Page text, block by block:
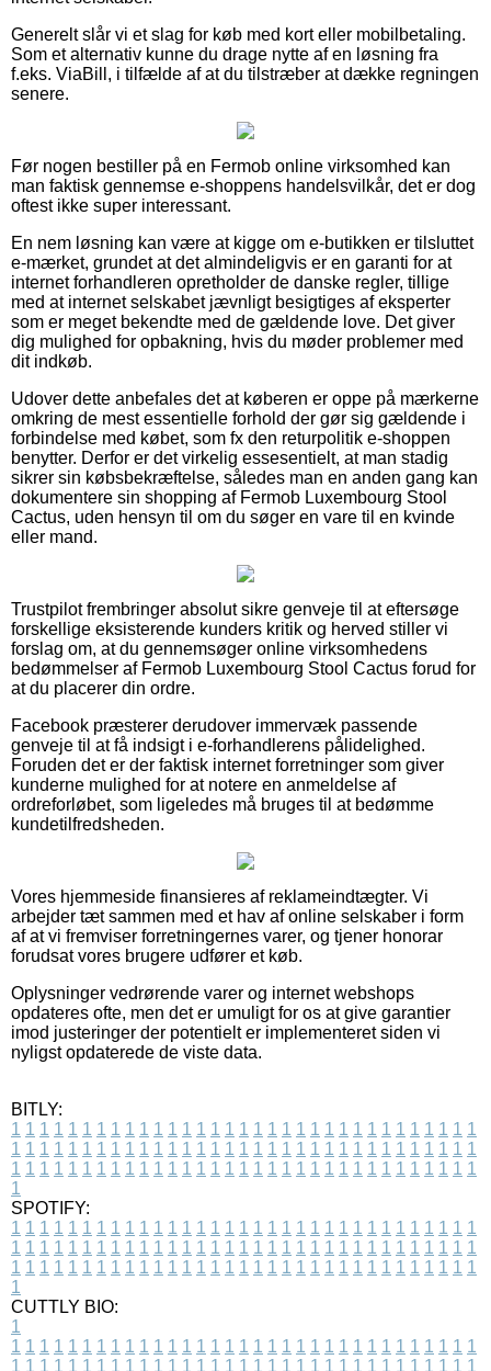
Generelt slår vi et slag for køb med kort eller mobilbetaling.
Som et alternativ kunne du drage nytte af en løsning fra
f.eks. ViaBill, i tilfælde af at du tilstræber at dække regningen
senere.
Før nogen bestiller på en Fermob online virksomhed kan
man faktisk gennemse e-shoppens handelsvilkår, det er dog
oftest ikke super interessant.
En nem løsning kan være at kigge om e-butikken er tilsluttet
e-mærket, grundet at det almindeligvis er en garanti for at
internet forhandleren opretholder de danske regler, tillige
med at internet selskabet jævnligt besigtiges af eksperter
som er meget bekendte med de gældende love. Det giver
dig mulighed for opbakning, hvis du møder problemer med
dit indkøb.
Udover dette anbefales det at køberen er oppe på mærkerne
omkring de mest essentielle forhold der gør sig gældende i
forbindelse med købet, som fx den returpolitik e-shoppen
benytter. Derfor er det virkelig essesentielt, at man stadig
sikrer sin købsbekræftelse, således man en anden gang kan
dokumentere sin shopping af Fermob Luxembourg Stool
Cactus, uden hensyn til om du søger en vare til en kvinde
eller mand.
Trustpilot frembringer absolut sikre genveje til at eftersøge
forskellige eksisterende kunders kritik og herved stiller vi
forslag om, at du gennemsøger online virksomhedens
bedømmelser af Fermob Luxembourg Stool Cactus forud for
at du placerer din ordre.
Facebook præsterer derudover immervæk passende
genveje til at få indsigt i e-forhandlerens pålidelighed.
Foruden det er der faktisk internet forretninger som giver
kunderne mulighed for at notere en anmeldelse af
ordreforløbet, som ligeledes må bruges til at bedømme
kundetilfredsheden.
Vores hjemmeside finansieres af reklameindtægter. Vi
arbejder tæt sammen med et hav af online selskaber i form
af at vi fremviser forretningernes varer, og tjener honorar
forudsat vores brugere udfører et køb.
Oplysninger vedrørende varer og internet webshops
opdateres ofte, men det er umuligt for os at give garantier
imod justeringer der potentielt er implementeret siden vi
nyligst opdaterede de viste data.
BITLY:
1 1 1 1 1 1 1 1 1 1 1 1 1 1 1 1 1 1 1 1 1 1 1 1 1 1 1 1 1 1 1 1 1
1 1 1 1 1 1 1 1 1 1 1 1 1 1 1 1 1 1 1 1 1 1 1 1 1 1 1 1 1 1 1 1 1
1 1 1 1 1 1 1 1 1 1 1 1 1 1 1 1 1 1 1 1 1 1 1 1 1 1 1 1 1 1 1 1 1
1
SPOTIFY:
1 1 1 1 1 1 1 1 1 1 1 1 1 1 1 1 1 1 1 1 1 1 1 1 1 1 1 1 1 1 1 1 1
1 1 1 1 1 1 1 1 1 1 1 1 1 1 1 1 1 1 1 1 1 1 1 1 1 1 1 1 1 1 1 1 1
1 1 1 1 1 1 1 1 1 1 1 1 1 1 1 1 1 1 1 1 1 1 1 1 1 1 1 1 1 1 1 1 1
1
CUTTLY BIO:
1
1 1 1 1 1 1 1 1 1 1 1 1 1 1 1 1 1 1 1 1 1 1 1 1 1 1 1 1 1 1 1 1 1
1 1 1 1 1 1 1 1 1 1 1 1 1 1 1 1 1 1 1 1 1 1 1 1 1 1 1 1 1 1 1 1 1